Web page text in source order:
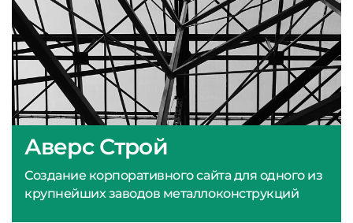
Аверс Строй
Создание корпоративного сайта для одного из
крупнейших заводов металлоконструкций